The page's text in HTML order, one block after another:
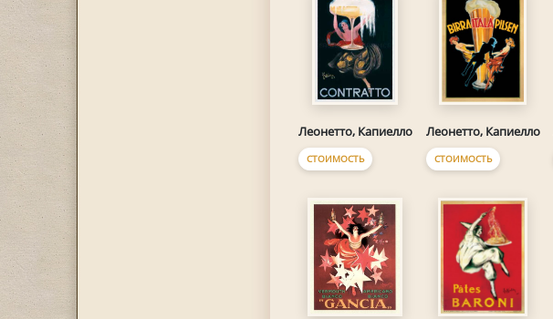
Леонетто, Капиелло
СТОИМОСТЬ
Леонетто, Капиелло
СТОИМОСТЬ